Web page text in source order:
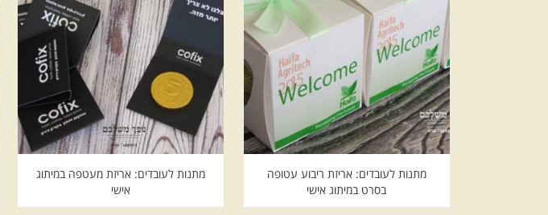
מתנות לעובדים: אריזת ריבוע עטופה
בסרט במיתוג אישי
מתנות לעובדים: אריזת מעטפה במיתוג
אישי